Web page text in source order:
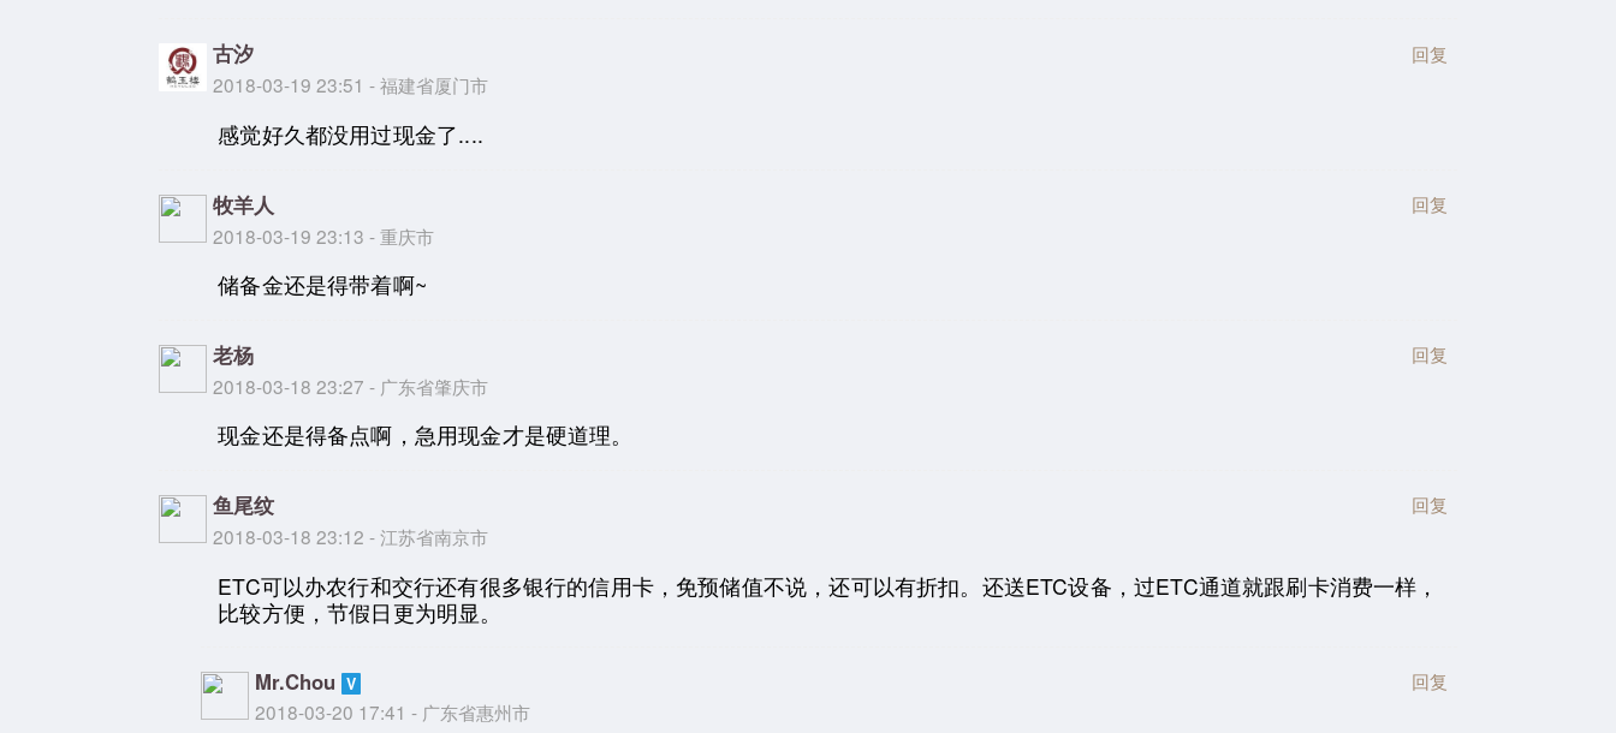
古汐
2018-03-19 23:51 - 福建省厦门市
回复
感觉好久都没用过现金了....
牧羊人
2018-03-19 23:13 - 重庆市
回复
储备金还是得带着啊~
老杨
2018-03-18 23:27 - 广东省肇庆市
回复
现金还是得备点啊，急用现金才是硬道理。
鱼尾纹
2018-03-18 23:12 - 江苏省南京市
回复
ETC可以办农行和交行还有很多银行的信用卡，免预储值不说，还可以有折扣。还送ETC设备，过ETC通道就跟刷卡消费一样，
比较方便，节假日更为明显。
Mr.Chou
2018-03-20 17:41 - 广东省惠州市
回复